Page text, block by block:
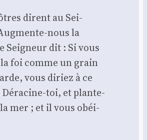
dirent au Sei­
nous la
Sei­gneur dit : Si vous
la foi comme un grain
vous diriez à ce
toi, et plante-
mer ; et il vous obéi­